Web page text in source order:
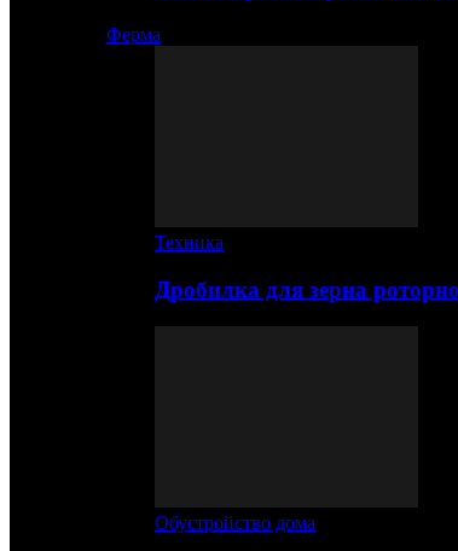
Ферма
Техника
Дробилка для зерна
Обустройство дома